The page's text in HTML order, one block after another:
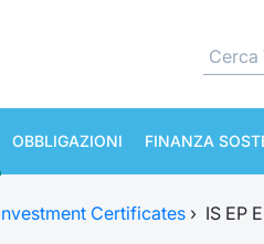
OBBLIGAZIONI FINANZA
Certificates › IS EP